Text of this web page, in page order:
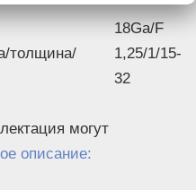
18Ga/F
толщина/
1,25/1/15-
32
могут
описание: